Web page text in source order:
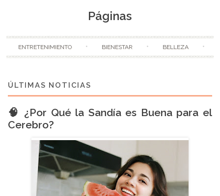
Páginas
ENTRETENIMIENTO BIENESTAR BELLEZA
🧠 ¿Por Qué la Sandía es Buena para el
Cerebro?